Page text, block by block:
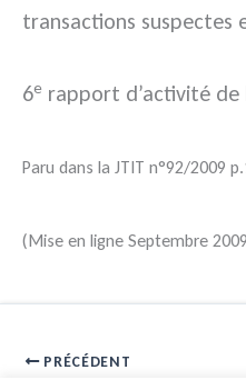
transactions
6e rapport d’activité de
Paru dans la JTIT n°92/2009
(Mise en ligne Septembre
PRÉCÉDENT